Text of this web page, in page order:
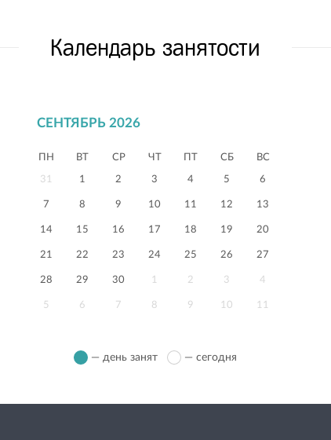
Календарь занятости
СЕНТЯБРЬ 2026
ПН ВТ СР ЧТ ПТ СБ ВС
31 1 2 3 4 5 6
7 8 9 10 11 12 13
14 15 16 17 18 19 20
21 22 23 24 25 26 27
28 29 30 1 2 3 4
5 6 7 8 9 10 11
— день занят — сегодня